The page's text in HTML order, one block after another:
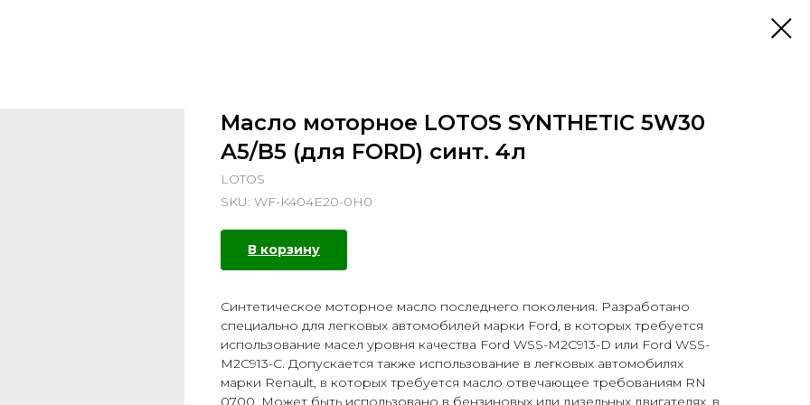
Масло моторное LOTOS SYNTHETIC 5W30
A5/B5 (для FORD) синт. 4л
LOTOS
SKU: WF-K404E20-0H0
В корзину
Синтетическое моторное масло последнего поколения. Разработано
специально для легковых автомобилей марки Ford, в которых требуется
использование масел уровня качества Ford WSS-M2C913-D или Ford WSS-
M2C913-C. Допускается также использование в легковых автомобилях
марки Renault, в которых требуется масло отвечающее требованиям RN
0700. Может быть использовано в бензиновых или дизельных двигателях, в